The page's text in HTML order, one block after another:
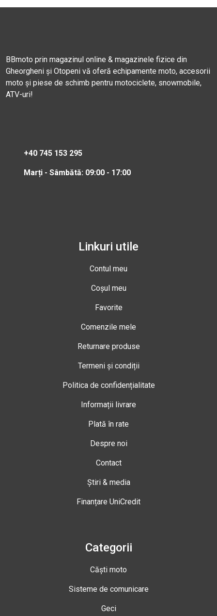
BBmoto prin magazinul online & magazinele fizice din
Gheorgheni și Otopeni vă oferă echipamente moto, accesorii
moto și piese de schimb pentru motociclete, snowmobile,
ATV-uri!
+40 745 153 295
Marți - Sâmbătă: 09:00 - 17:00
Linkuri utile
Contul meu
Coșul meu
Favorite
Comenzile mele
Returnare produse
Termeni și condiții
Politica de confidențialitate
Informații livrare
Plată în rate
Despre noi
Contact
Știri & media
Finanțare UniCredit
Categorii
Căști moto
Sisteme de comunicare
Geci